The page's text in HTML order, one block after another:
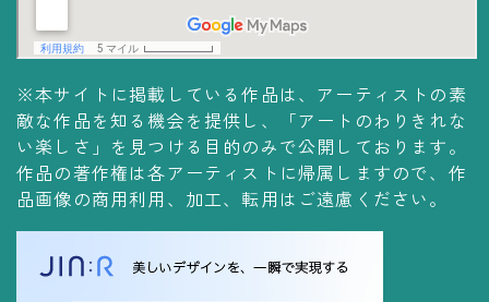
買う
アイテム・サービス
コレクションの仕方
Yoshiteru Collection
飾る
※本サイトに掲載している作品は、アーティストの素
敵な作品を知る機会を提供し、「アートのわりきれな
い楽しさ」を見つける目的のみで公開しております。
作品の著作権は各アーティストに帰属しますので、作
品画像の商用利用、加工、転用はご遠慮ください。